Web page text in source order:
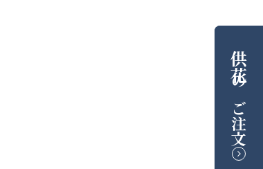
供花
の
ご注文